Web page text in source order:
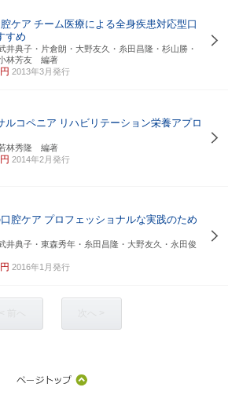
ケア チーム医療による全身疾患対応型口
すめ
井典子・片倉朗・大野友久・糸田昌隆・杉山勝・
林芳友 編著
2013年3月発行
ルコペニア リハビリテーション栄養アプロ
林秀隆 編著
2014年2月発行
腔ケア プロフェッショナルな実践のため
井典子・東森秀年・糸田昌隆・大野友久・永田俊
2016年1月発行